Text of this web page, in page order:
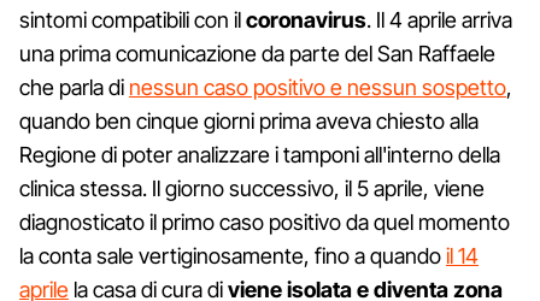
sintomi compatibili con ilcoronavirus. Il 4 aprile arriva
una prima comunicazione da parte del San Raffaele
che parla di nessun caso positivo e nessun sospetto,
quando ben cinque giorni prima aveva chiesto alla
Regione di poter analizzare i tamponi all'interno della
clinica stessa. Il giorno successivo, il 5 aprile, viene
diagnosticato il primo caso positivo da quel momento
la conta sale vertiginosamente, fino a quandoil 14
aprile la casa di cura diviene isolata e diventa zona